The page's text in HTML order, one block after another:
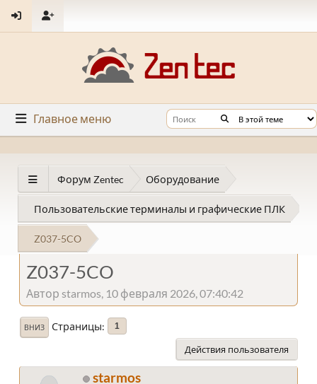
Главное меню
Форум Zentec Оборудование
Пользовательские терминалы и графические ПЛК
Z037-5CO
Z037-5CO
Автор starmos, 10 февраля 2026, 07:40:42
ВНИЗ Страницы 1
Действия пользователя
starmos